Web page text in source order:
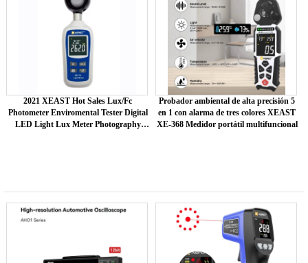
2021 XEAST Hot Sales Lux/Fc
Photometer Enviromental Tester Digital
LED Light Lux Meter Photography
Probador ambiental de alta precisión 5
en 1 con alarma de tres colores XEAST
XE-368 Medidor portátil multifuncional